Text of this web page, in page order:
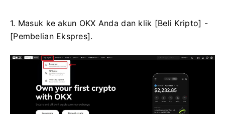
1. Masuk ke akun OKX Anda dan klik [Beli Kripto] -
[Pembelian Ekspres].